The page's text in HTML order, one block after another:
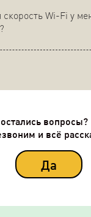
скорость Wi-Fi у
вопросы?
и всё
Да